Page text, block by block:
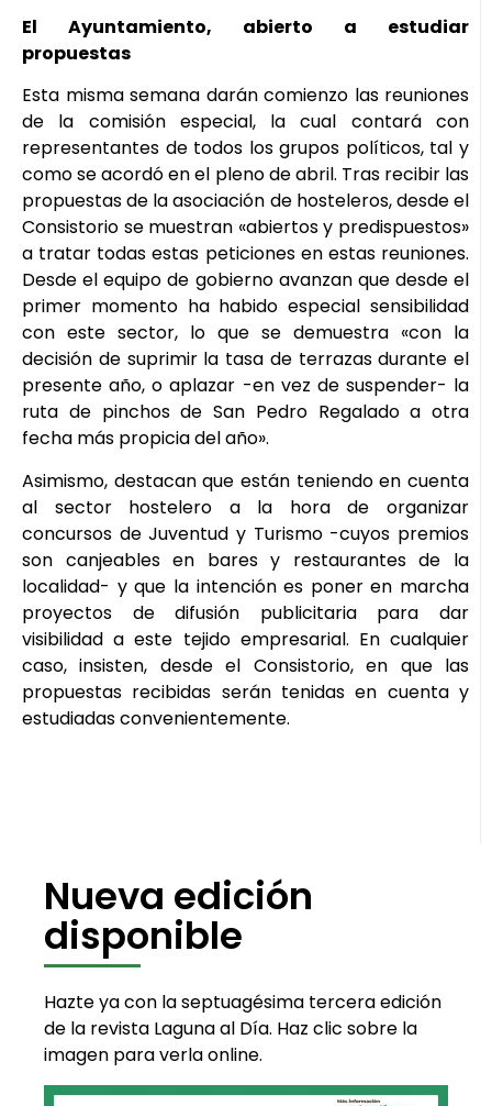
El Ayuntamiento, abierto a estudiar
propuestas
Esta misma semana darán comienzo las reuniones
de la comisión especial, la cual contará con
representantes de todos los grupos políticos, tal y
como se acordó en el pleno de abril. Tras recibir las
propuestas de la asociación de hosteleros, desde el
Consistorio se muestran «abiertos y predispuestos»
a tratar todas estas peticiones en estas reuniones.
Desde el equipo de gobierno avanzan que desde el
primer momento ha habido especial sensibilidad
con este sector, lo que se demuestra «con la
decisión de suprimir la tasa de terrazas durante el
presente año, o aplazar -en vez de suspender- la
ruta de pinchos de San Pedro Regalado a otra
fecha más propicia del año».
Asimismo, destacan que están teniendo en cuenta
al sector hostelero a la hora de organizar
concursos de Juventud y Turismo -cuyos premios
son canjeables en bares y restaurantes de la
localidad- y que la intención es poner en marcha
proyectos de difusión publicitaria para dar
visibilidad a este tejido empresarial. En cualquier
caso, insisten, desde el Consistorio, en que las
propuestas recibidas serán tenidas en cuenta y
estudiadas convenientemente.
Nueva edición
disponible
Hazte ya con la septuagésima tercera edición
de la revista Laguna al Día. Haz clic sobre la
imagen para verla online.